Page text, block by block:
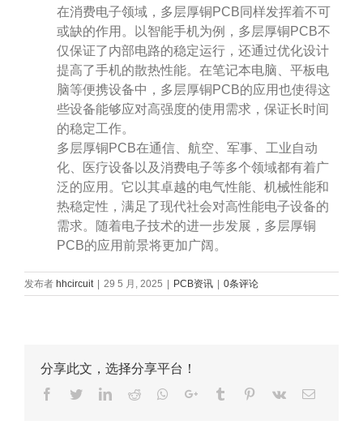
在消费电子领域，多层厚铜PCB同样发挥着不可
或缺的作用。以智能手机为例，多层厚铜PCB不
仅保证了内部电路的稳定运行，还通过优化设计
提高了手机的散热性能。在笔记本电脑、平板电
脑等便携设备中，多层厚铜PCB的应用也使得这
些设备能够应对高强度的使用需求，保证长时间
的稳定工作。
多层厚铜PCB在通信、航空、军事、工业自动
化、医疗设备以及消费电子等多个领域都有着广
泛的应用。它以其卓越的电气性能、机械性能和
热稳定性，满足了现代社会对高性能电子设备的
需求。随着电子技术的进一步发展，多层厚铜
PCB的应用前景将更加广阔。
发布者 hhcircuit | 29 5 月, 2025 | PCB资讯 | 0条评论
分享此文，选择分享平台！
Facebook
TwitterLinkedIn
Reddit Whatsapp
Google+Tumblr Pinterest
Vk Email